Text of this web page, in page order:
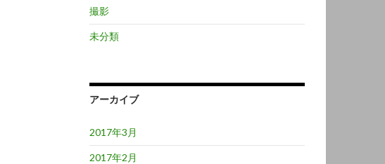
撮影
未分類
アーカイブ
2017年3月
2017年2月